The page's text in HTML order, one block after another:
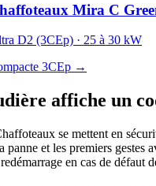
Mira C
D2 (3CEp) · 25 à 30 kW
3CEp →
affiche un
se mettent en
panne et les premiers gestes
en cas de défaut